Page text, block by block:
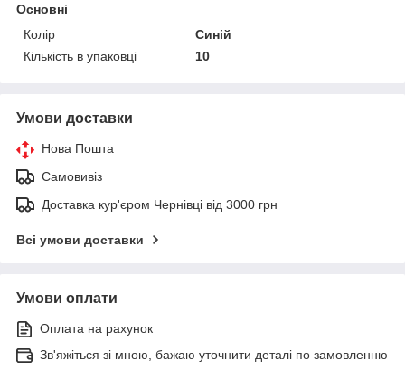
Основні
Колір
Синій
Кількість в упаковці
10
Умови доставки
Нова Пошта
Самовивіз
Доставка кур'єром Чернівці від 3000 грн
Всі умови доставки
Умови оплати
Оплата на рахунок
Зв'яжіться зі мною, бажаю уточнити деталі по замовленню